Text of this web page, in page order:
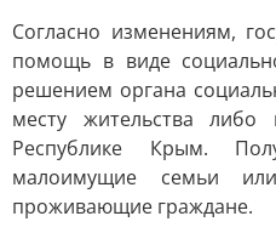
Согласно изменениям,
помощь в виде
решением органа
месту жительства
Республике Крым.
малоимущие семьи
проживающие граждане.